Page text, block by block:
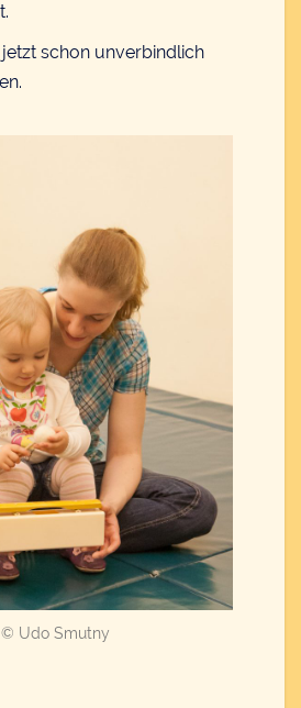
schon unverbindlich
© Udo Smutny